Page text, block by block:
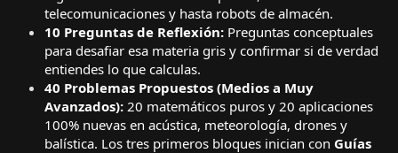
telecomunicaciones y hasta robots de almacén.
10 Preguntas de Reflexión: Preguntas conceptuales
para desafiar esa materia gris y confirmar si de verdad
entiendes lo que calculas.
40 Problemas Propuestos (Medios a Muy
Avanzados): 20 matemáticos puros y 20 aplicaciones
100% nuevas en acústica, meteorología, drones y
balística. Los tres primeros bloques inician con Guías